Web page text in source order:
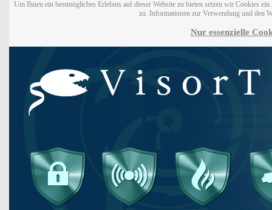
Um Ihnen ein bestmögliches Erlebnis auf dieser Website zu bieten setzen wir Cookies
zu. Informationen zur Verwendung und den
Nur essenzielle